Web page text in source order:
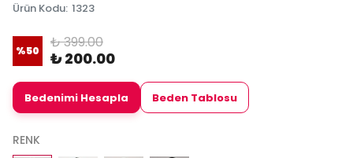
Ürün Kodu: 1323
%50 ₺ 399.00
₺ 200.00
Bedenimi Hesapla Beden Tablosu
RENK